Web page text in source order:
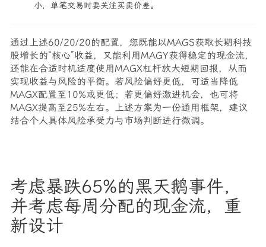
小，单笔交易时要关注买卖价差。
通过上述60/20/20的配置，您既能以MAGS获取长期科技
股增长的“核心”收益，又能利用MAGY获得稳定的现金流，
还能在合适时机适度使用MAGX杠杆放大短期回报，从而
实现收益与风险的平衡。若风险偏好更低，可适当降低
MAGX配置至10%或更低；若更偏好激进机会，也可将
MAGX提高至25%左右。上述方案为一份通用框架，建议
结合个人具体风险承受力与市场判断进行微调。
考虑暴跌65%的黑天鹅事件，
并考虑每周分配的现金流，重
新设计